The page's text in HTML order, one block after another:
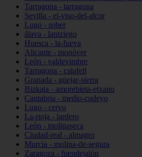
Tarragona - tarragona
Sevilla - el-viso-del-alcor
Lugo - sober
álava - lantziego
Huesca - la-fueva
Alicante - monòver
León - valdevimbre
Tarragona - calafell
Granada - güejar-sierra
Bizkaia - amorebieta-etxano
Cantabria - medio-cudeyo
Lugo - cervo
La-rioja - lardero
León - molinaseca
Ciudad-real - almagro
Murcia - molina-de-segura
Zaragoza - fuendejalón